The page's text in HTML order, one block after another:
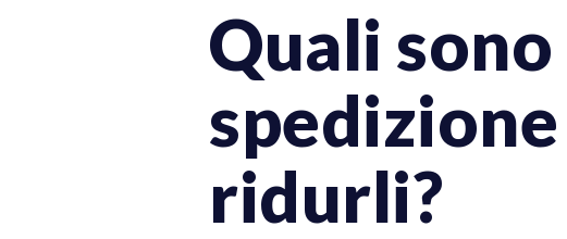
Quali
ridurli?